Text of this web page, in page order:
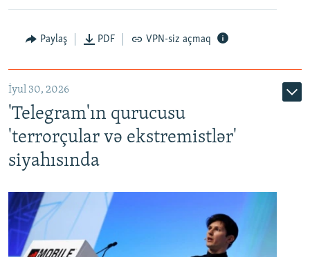
Paylaş PDF VPN-siz açmaq
İyul 30, 2026
'Telegram'ın qurucusu
'terrorçular və ekstremistlər'
siyahısında